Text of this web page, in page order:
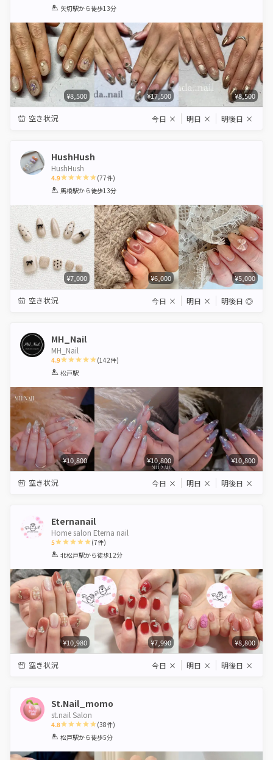
1 2 3 4 5
矢切駅から徒歩13分
¥8,500 ¥17,500 ¥8,500
空き状況 今日 × 明日 × 明後日 ×
HushHush
HushHush
4.9
1 2 3 4 5
(77件)
馬橋駅から徒歩13分
¥7,000 ¥6,000 ¥5,000
空き状況 今日 × 明日 × 明後日 ◎
MH_Nail
MH_Nail
4.9
1 2 3
(142件)
松戸駅
¥10,800 ¥10,800 ¥10,800
空き状況 今日 × 明日 × 明後日 ×
Eternanail
Home salon Eterna nail
5
1 2 3 4 5
(7件)
北松戸駅から徒歩12分
¥10,980 ¥7,990 ¥8,800
空き状況 今日 × 明日 × 明後日 ×
St.Nail_momo
st.nail Salon
4.8
1 2 3 4 5
(38件)
松戸駅から徒歩5分